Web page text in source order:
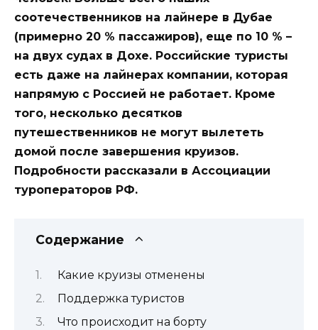
соотечественников на лайнере в Дубае
(примерно 20 % пассажиров), еще по 10 % –
на двух судах в Дохе. Российские туристы
есть даже на лайнерах компании, которая
напрямую с Россией не работает. Кроме
того, несколько десятков
путешественников не могут вылететь
домой после завершения круизов.
Подробности рассказали в Ассоциации
туроператоров РФ.
Содержание
Какие круизы отменены
Поддержка туристов
Что происходит на борту